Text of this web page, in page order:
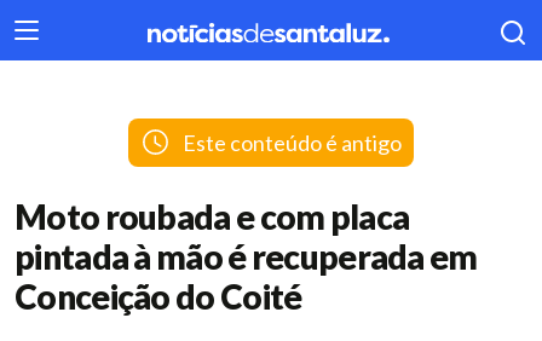
404
Este conteúdo é antigo
Moto roubada e com placa
pintada à mão é recuperada em
Conceição do Coité